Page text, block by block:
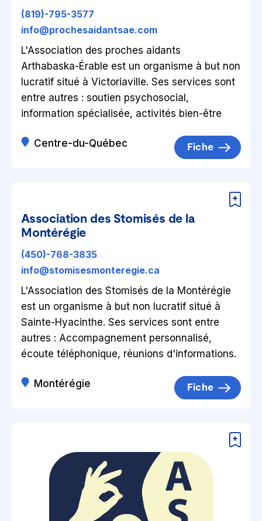
(819)-795-3577
info@prochesaidantsae.com
L'Association des proches aidants
Arthabaska-Érable est un organisme à but non
lucratif situé à Victoriaville. Ses services sont
entre autres : soutien psychosocial,
information spécialisée, activités bien-être
Centre-du-Québec Fiche
Association des Stomisés de la
Montérégie
(450)-768-3835
info@stomisesmonteregie.ca
L'Association des Stomisés de la Montérégie
est un organisme à but non lucratif situé à
Sainte-Hyacinthe. Ses services sont entre
autres : Accompagnement personnalisé,
écoute téléphonique, réunions d'informations.
Montérégie Fiche